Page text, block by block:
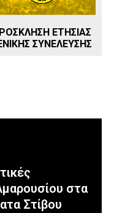
ΕΤΗΣΙΑΣ
ΣΥΝΕΛΕΥΣΗΣ
στα
Στίβου